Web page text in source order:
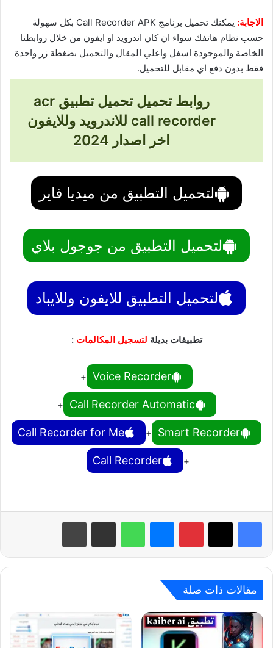
الاجابة:
يمكنك تحميل برنامج Call Recorder APK بكل سهولة
حسب نظام هاتفك سواء ان كان اندرويد او ايفون من خلال روابطنا
الخاصة والموجودة اسفل واعلي المقال والتحميل بضغطة زر واحدة
فقط بدون دفع اي مقابل للتحميل.
روابط تحميل تحميل تطبيق acr
call recorder للاندرويد وللايفون
اخر اصدار 2024
لتحميل التطبيق من ميديا فاير
لتحميل التطبيق من جوجول بلاي
لتحميل التطبيق للايفون وللايباد
تطبيقات بديلة لتسجيل المكالمات :
Voice Recorder
+
Call Recorder Automatic
+
Smart Recorder
+
Call Recorder for Me
+
Call Recorder
بينتيريست واتساب
مقالات ذات صلة